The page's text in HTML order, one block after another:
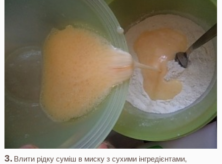
Влити рідку суміш в миску з сухими інгредієнтами,